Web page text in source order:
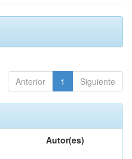
Anterior 1 Siguiente
Autor(es)